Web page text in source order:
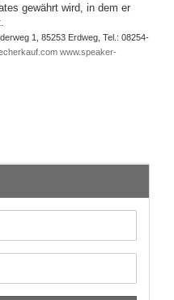
gewährt wird, in dem er
1, 85253 Erdweg, Tel.: 08254-
www.speaker-